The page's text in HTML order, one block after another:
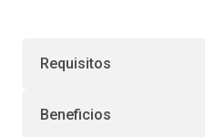
Requisitos
Beneficios